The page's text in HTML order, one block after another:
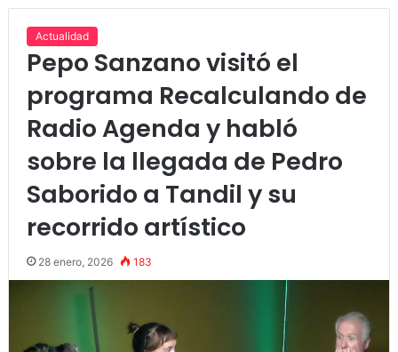
Actualidad
Pepo Sanzano visitó el
programa Recalculando de
Radio Agenda y habló
sobre la llegada de Pedro
Saborido a Tandil y su
recorrido artístico
28 enero, 2026 183